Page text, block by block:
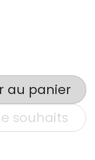
au panier
souhaits